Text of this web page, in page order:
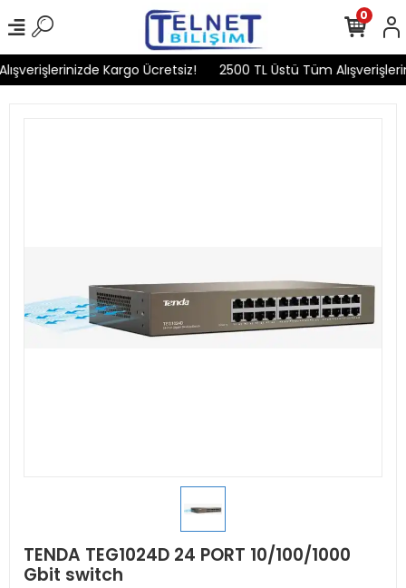
Kargo Ücretsiz! 2500 TL Üstü Tüm
0
TENDA TEG1024D 24 PORT 10/100/1000
Gbit switch